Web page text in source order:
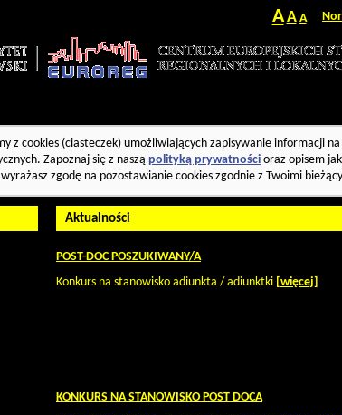
AA A
z cookies (ciasteczek) umożliwiających zapisywanie informacji
Zapoznaj się z naszą polityką prywatności oraz opisem
zgodę na pozostawianie cookies zgodnie z Twoimi
Aktualności
POST-DOC POSZUKIWANY/A
Konkurs na stanowisko adiunkta / adiunktki [więcej]
KONKURS NA STANOWISKO POST DOCA